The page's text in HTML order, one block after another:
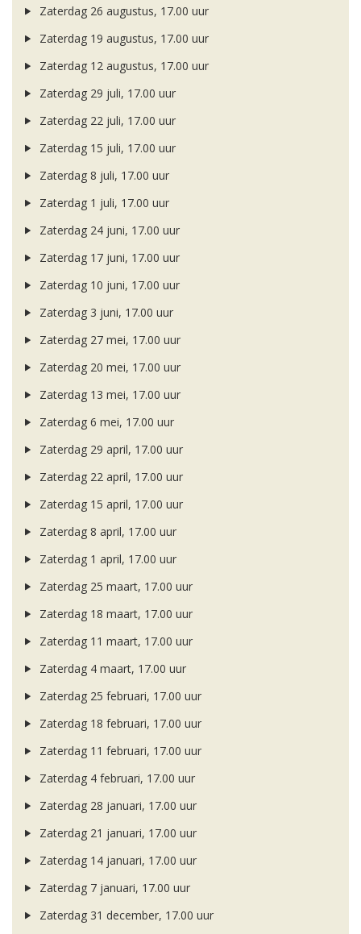
Zaterdag 26 augustus, 17.00 uur
Zaterdag 19 augustus, 17.00 uur
Zaterdag 12 augustus, 17.00 uur
Zaterdag 29 juli, 17.00 uur
Zaterdag 22 juli, 17.00 uur
Zaterdag 15 juli, 17.00 uur
Zaterdag 8 juli, 17.00 uur
Zaterdag 1 juli, 17.00 uur
Zaterdag 24 juni, 17.00 uur
Zaterdag 17 juni, 17.00 uur
Zaterdag 10 juni, 17.00 uur
Zaterdag 3 juni, 17.00 uur
Zaterdag 27 mei, 17.00 uur
Zaterdag 20 mei, 17.00 uur
Zaterdag 13 mei, 17.00 uur
Zaterdag 6 mei, 17.00 uur
Zaterdag 29 april, 17.00 uur
Zaterdag 22 april, 17.00 uur
Zaterdag 15 april, 17.00 uur
Zaterdag 8 april, 17.00 uur
Zaterdag 1 april, 17.00 uur
Zaterdag 25 maart, 17.00 uur
Zaterdag 18 maart, 17.00 uur
Zaterdag 11 maart, 17.00 uur
Zaterdag 4 maart, 17.00 uur
Zaterdag 25 februari, 17.00 uur
Zaterdag 18 februari, 17.00 uur
Zaterdag 11 februari, 17.00 uur
Zaterdag 4 februari, 17.00 uur
Zaterdag 28 januari, 17.00 uur
Zaterdag 21 januari, 17.00 uur
Zaterdag 14 januari, 17.00 uur
Zaterdag 7 januari, 17.00 uur
Zaterdag 31 december, 17.00 uur